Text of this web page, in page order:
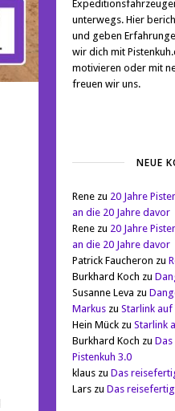
unterwegs. Hier
und geben
wir dich mit
motivieren oder mit
freuen wir uns.
NEUE
Rene zu 20 Jahre
an die 20 Jahre davor
Rene zu 20 Jahre
an die 20 Jahre davor
Patrick Faucheron zu
Burkhard Koch zu
Susanne Leva zu
Markus zu Starlink auf
Hein Mück zu Starlink
Burkhard Koch zu
Pistenkuh 3.0
klaus zu Das
Lars zu Das